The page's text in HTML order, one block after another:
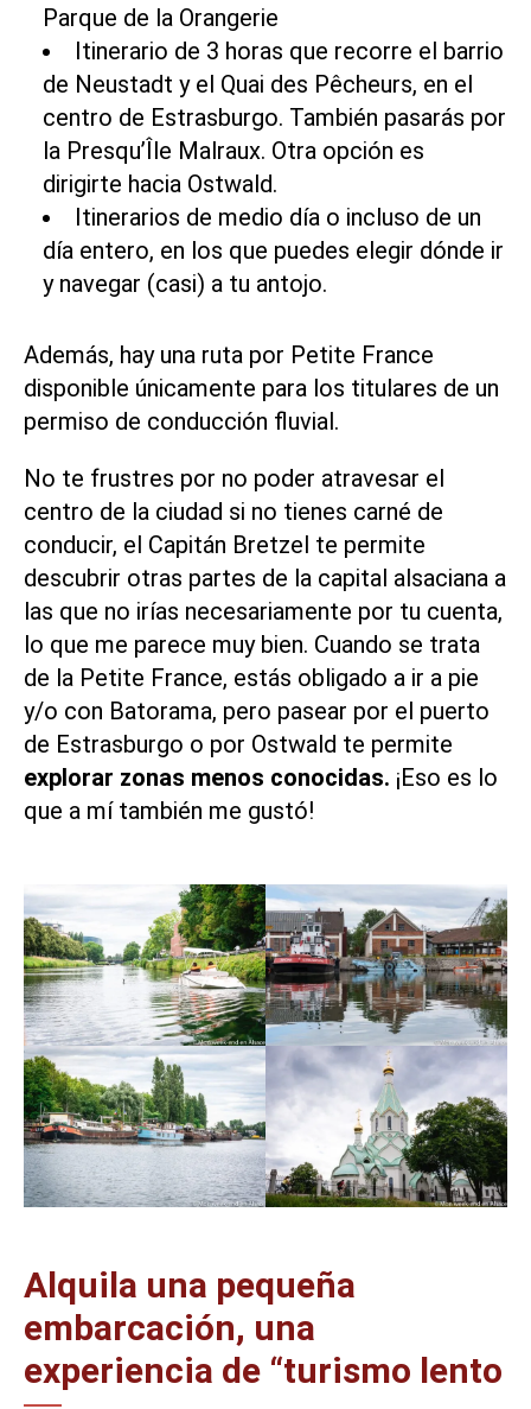
Parque de la Orangerie
Itinerario de 3 horas que recorre el barrio
de Neustadt y el Quai des Pêcheurs, en el
centro de Estrasburgo. También pasarás por
la Presqu’Île Malraux. Otra opción es
dirigirte hacia Ostwald.
Itinerarios de medio día o incluso de un
día entero, en los que puedes elegir dónde ir
y navegar (casi) a tu antojo.
Además, hay una ruta por Petite France
disponible únicamente para los titulares de un
permiso de conducción fluvial.
No te frustres por no poder atravesar el
centro de la ciudad si no tienes carné de
conducir, el Capitán Bretzel te permite
descubrir otras partes de la capital alsaciana a
las que no irías necesariamente por tu cuenta,
lo que me parece muy bien. Cuando se trata
de la Petite France, estás obligado a ir a pie
y/o con Batorama, pero pasear por el puerto
de Estrasburgo o por Ostwald te permite
explorar zonas menos conocidas. ¡Eso es lo
que a mí también me gustó!
Alquila una pequeña
embarcación, una
experiencia de “turismo lento